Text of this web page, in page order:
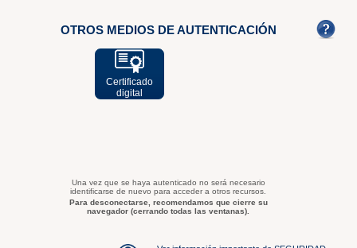
OTROS MEDIOS DE AUTENTICACIÓN
Certificado
digital
Una vez que se haya autenticado no será necesario
identificarse de nuevo para acceder a otros recursos.
Para desconectarse, recomendamos que cierre su
navegador (cerrando todas las ventanas).